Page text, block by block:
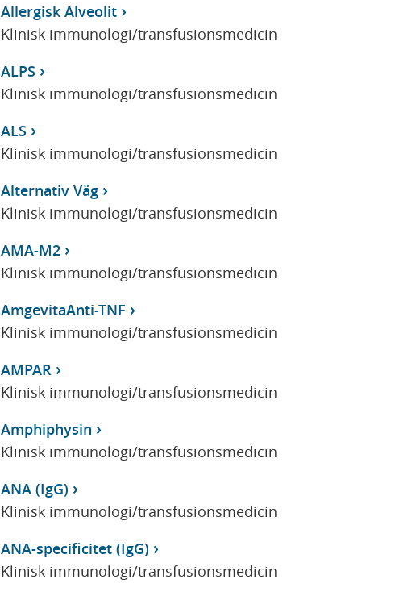
Allergisk Alveolit
Klinisk immunologi/transfusionsmedicin
ALPS
Klinisk immunologi/transfusionsmedicin
ALS
Klinisk immunologi/transfusionsmedicin
Alternativ Väg
Klinisk immunologi/transfusionsmedicin
AMA-M2
Klinisk immunologi/transfusionsmedicin
AmgevitaAnti-TNF
Klinisk immunologi/transfusionsmedicin
AMPAR
Klinisk immunologi/transfusionsmedicin
Amphiphysin
Klinisk immunologi/transfusionsmedicin
ANA (IgG)
Klinisk immunologi/transfusionsmedicin
ANA-specificitet (IgG)
Klinisk immunologi/transfusionsmedicin